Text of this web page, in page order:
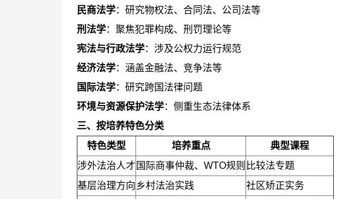
民商法学：研究物权法、合同法、公司法等
刑法学：聚焦犯罪构成、刑罚理论等
宪法与行政法学：涉及公权力运行规范
经济法学：涵盖金融法、竞争法等
国际法学：研究跨国法律问题
环境与资源保护法学：侧重生态法律体系
三、按培养特色分类
特色类型
培养重点
典型课程
涉外法治人才 国际商事仲裁、WTO规则 比较法专题
基层治理方向 乡村法治实践
社区矫正实务